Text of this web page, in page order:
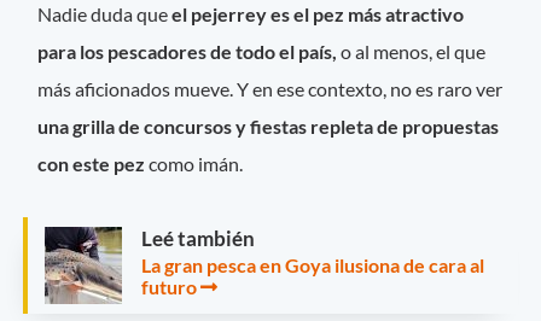
Nadie duda queel pejerrey es el pez más atractivo
para los pescadores de todo el país,o al menos, el que
más aficionados mueve. Y en ese contexto, no es raro ver
una grilla de concursos y fiestas repleta de propuestas
con este pezcomo imán.
Leé también
La gran pesca en Goya ilusiona de cara al
futuro